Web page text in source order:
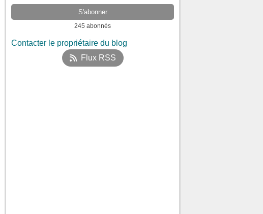
245 abonnés
Contacter le propriétaire du blog
Flux RSS